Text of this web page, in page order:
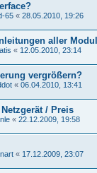
65 « 28.05.2010, 19:26
aller
« 12.05.2010, 23:14
vergrößern?
« 06.04.2010, 13:41
/ Preis
« 22.12.2009, 19:58
« 17.12.2009, 23:07